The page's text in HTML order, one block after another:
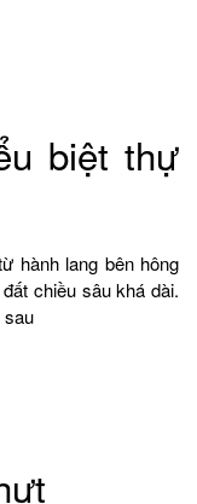
biệt thự
hành lang bên hông
chiều sâu khá dài.
sau